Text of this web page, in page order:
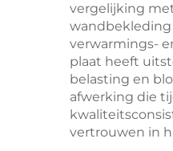
vergelijking
wandbekleding
verwarmings-
plaat heeft
belasting en
afwerking die
vertrouwen in